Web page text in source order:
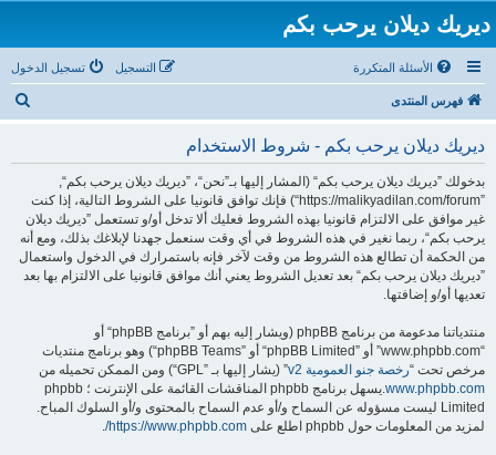
ديريك ديلان يرحب بكم
الأسئلة المتكررة تسجيل الدخول التسجيل
فهرس المنتدى
ديريك ديلان يرحب بكم - شروط الاستخدام
بدخولك ”ديريك ديلان يرحب بكم“ (المشار إليها بـ”نحن“، ”ديريك ديلان يرحب بكم“,
”https://malikyadilan.com/forum“) فإنك توافق قانونيا على الشروط التالية، إذا كنت
غير موافق على الالتزام قانونيا بهذه الشروط فعليك ألا تدخل أو/و تستعمل ”ديريك ديلان
يرحب بكم“، ربما نغير في هذه الشروط في أي وقت سنعمل جهدنا لإبلاغك بذلك، ومع أنه
من الحكمة أن تطالع هذه الشروط من وقت لآخر فإنه باستمرارك في الدخول واستعمال
”ديريك ديلان يرحب بكم“ بعد تعديل الشروط يعني أنك موافق قانونيا على الالتزام بها بعد
تعديها أو/و إضافتها.
منتدياتنا مدعومة من برنامج phpBB (ويشار إليه بهم أو ”برنامج phpBB“ أو
“www.phpbb.com” أو ”phpBB Limited“ أو ”phpBB Teams“) وهو برنامج منتديات
مرخص تحت “رخصة جنو العمومية v2
” (يشار إليها بـ ”GPL“) ومن الممكن تحميله من
www.phpbb.com
.يسهل برنامج phpbb المناقشات القائمة على الإنترنت ؛ phpbb
Limited ليست مسؤوله عن السماح و/أو عدم السماح بالمحتوى و/أو السلوك المباح.
لمزيد من المعلومات حول phpbb اطلع على
https://www.phpbb.com/
.